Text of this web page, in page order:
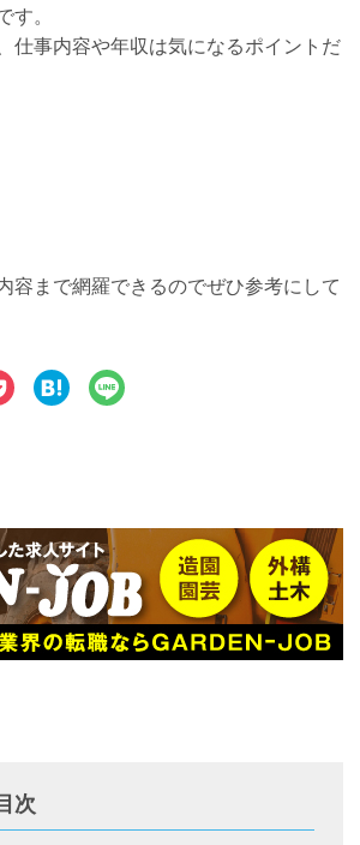
す。
仕事内容や年収は気になるポイントだ
容まで網羅できるのでぜひ参考にして
次